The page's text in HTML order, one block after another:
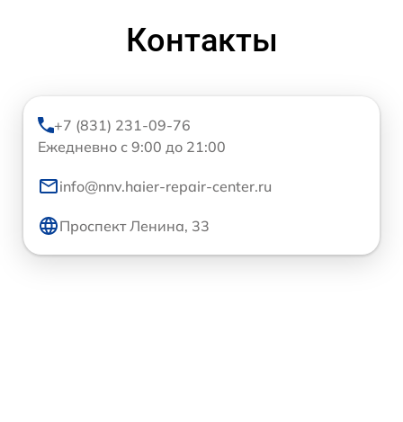
Контакты
+7 (831) 231-09-76
Ежедневно с 9:00 до 21:00
info@nnv.haier-repair-center.ru
Проспект Ленина, 33